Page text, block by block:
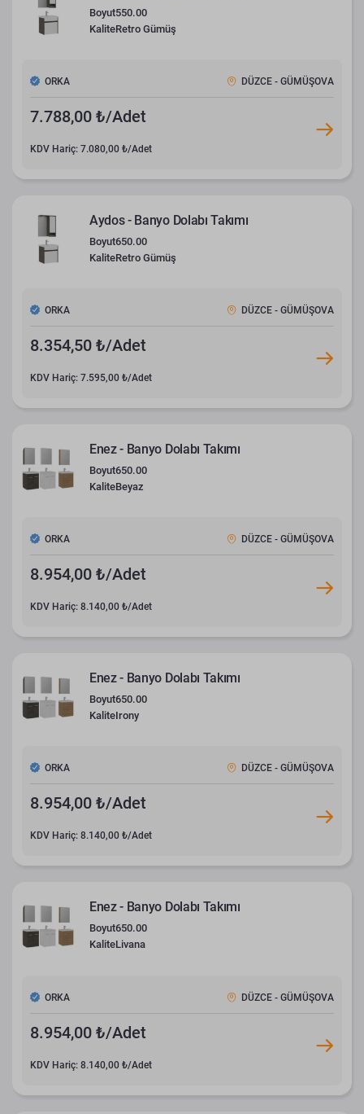
Boyut550.00
KaliteRetro Gümüş
ORKA DÜZCE - GÜMÜŞOVA
7.788,00 ₺/Adet
KDV Hariç: 7.080,00 ₺/Adet
Aydos - Banyo Dolabı Takımı
Boyut650.00
KaliteRetro Gümüş
ORKA DÜZCE - GÜMÜŞOVA
8.354,50 ₺/Adet
KDV Hariç: 7.595,00 ₺/Adet
Enez - Banyo Dolabı Takımı
Boyut650.00
KaliteBeyaz
ORKA DÜZCE - GÜMÜŞOVA
8.954,00 ₺/Adet
KDV Hariç: 8.140,00 ₺/Adet
Enez - Banyo Dolabı Takımı
Boyut650.00
KaliteIrony
ORKA DÜZCE - GÜMÜŞOVA
8.954,00 ₺/Adet
KDV Hariç: 8.140,00 ₺/Adet
Enez - Banyo Dolabı Takımı
Boyut650.00
KaliteLivana
ORKA DÜZCE - GÜMÜŞOVA
8.954,00 ₺/Adet
KDV Hariç: 8.140,00 ₺/Adet